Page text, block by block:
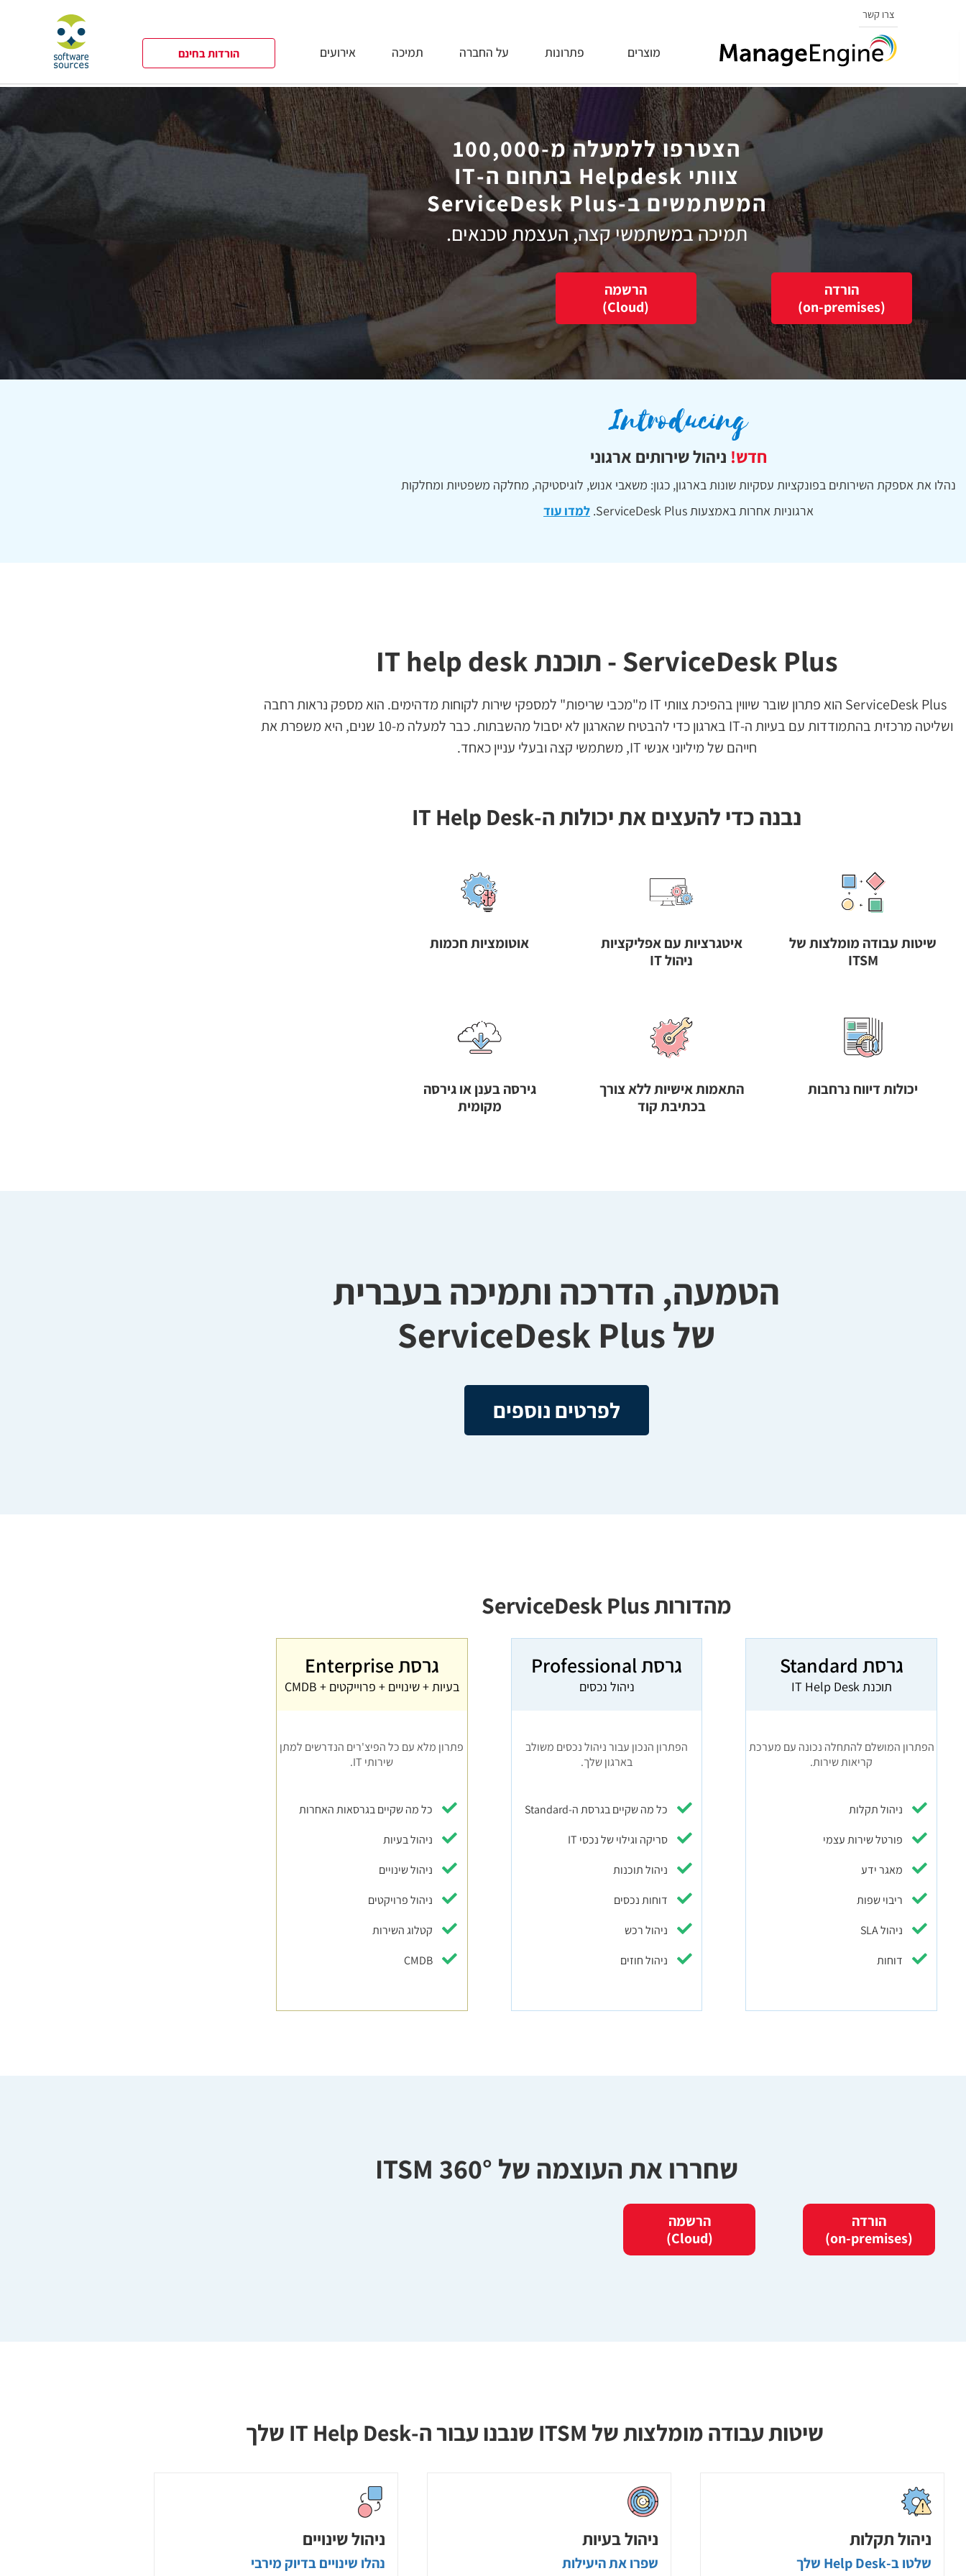
צרו קשר
הורדות בחינם מוצרים פתרונות על החברה תמיכה אירועים
הצטרפו ללמעלה מ-100,000
צוותי Helpdesk בתחום ה-IT
המשתמשים ב-ServiceDesk Plus
תמיכה במשתמשי קצה, העצמת טכנאים.
הורדה
(on-premises)
הרשמה
(Cloud)
חדש! ניהול שירותים ארגוני
נהלו את אספקת השירותים בפונקציות עסקיות שונות בארגון, כגון: משאבי אנוש, לוגיסטיקה, מחלקה משפטיות ומחלקות
ארגוניות אחרות באמצעות ServiceDesk Plus.
למדו עוד
ServiceDesk Plus - תוכנת IT help desk
ServiceDesk Plus הוא פתרון שובר שיווין בהפיכת צוותי IT מ"מכבי שריפות" למספקי שירות לקוחות מדהימים. הוא מספק נראות רחבה
ושליטה מרכזית בהתמודדות עם בעיות ה-IT בארגון כדי להבטיח שהארגון לא יסבול מהשבתות. כבר למעלה מ-10 שנים, היא משפרת את
חייהם של מיליוני אנשי IT, משתמשי קצה ובעלי עניין כאחד.
נבנה כדי להעצים את יכולות ה-IT Help Desk
שיטות עבודה מומלצות של
ITSM
איטגרציות עם אפליקציות
ניהול IT
אוטומציות חכמות
יכולות דיווח נרחבות
התאמות אישיות ללא צורך
בכתיבת קוד
גירסה בענן או גירסה
מקומית
הטמעה, הדרכה ותמיכה בעברית
של ServiceDesk Plus
לפרטים נוספים
מהדורות ServiceDesk Plus
גרסת Standard
תוכנת IT Help Desk
הפתרון המושלם להתחלה נכונה עם מערכת
קריאות שירות.
ניהול תקלות
פורטל שירות עצמי
מאגר ידע
ריבוי שפות
ניהול SLA
דוחות
גרסת Professional
ניהול נכסים
הפתרון הנכון עבור ניהול נכסים משולב
בארגון שלך.
כל מה שקיים בגרסת ה-Standard
סריקה וגילוי של נכסי IT
ניהול תוכנות
דוחות נכסים
ניהול רכש
ניהול חוזים
גרסת Enterprise
בעיות + שינויים + פרוייקטים + CMDB​
פתרון מלא עם כל הפיצ'רים הנדרשים למתן
שירותי IT.
כל מה שקיים בגרסאות האחרות
ניהול בעיות
ניהול שינויים
ניהול פרויקטים
קטלוג השירות
CMDB
שחררו את העוצמה של 360° ITSM
הורדה
(on-premises)
הרשמה
(Cloud)
שיטות עבודה מומלצות של ITSM שנבנו עבור ה-IT Help Desk שלך
ניהול תקלות
שלטו ב-Help Desk שלך
ניהול בעיות
שפרו את היעילות
ניהול שינויים
נהלו שינויים בדיוק מירבי